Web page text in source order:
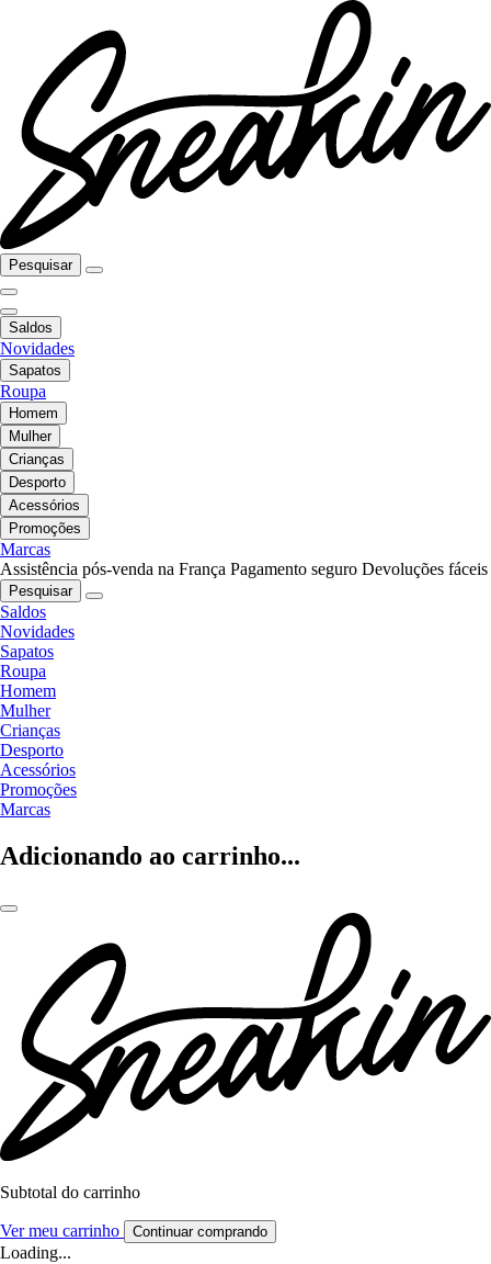
Pesquisar
Saldos
Novidades
Sapatos
Roupa
Homem
Mulher
Crianças
Desporto
Acessórios
Promoções
Marcas
Assistência pós-venda na França Pagamento seguro Devoluções fáceis
Pesquisar
Saldos
Novidades
Sapatos
Roupa
Homem
Mulher
Crianças
Desporto
Acessórios
Promoções
Marcas
Adicionando ao carrinho...
Subtotal do carrinho
Ver meu carrinho Continuar comprando
Loading...